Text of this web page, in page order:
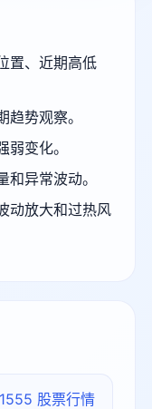
置、近期高低
势观察。
变化。
异常波动。
动放大和过热风
股票行情